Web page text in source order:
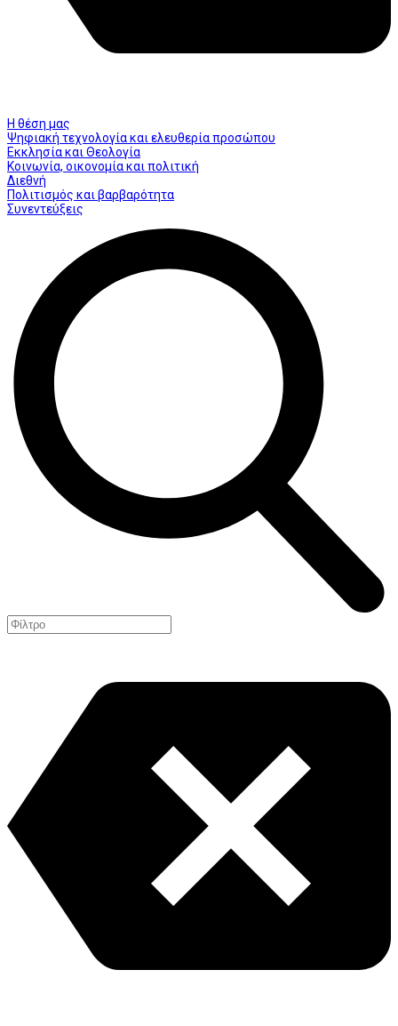
Η θέση μας
Ψηφιακή τεχνολογία και ελευθερία προσώπου
Εκκλησία και Θεολογία
Κοινωνία, οικονομία και πολιτική
Διεθνή
Πολιτισμός και βαρβαρότητα
Συνεντεύξεις